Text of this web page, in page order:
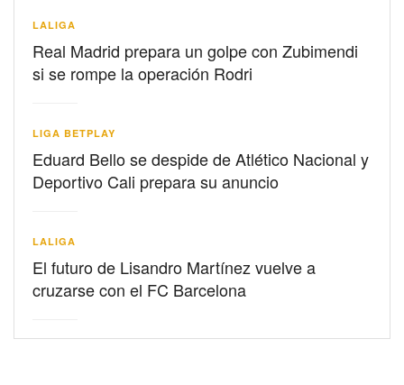
LALIGA
Real Madrid prepara un golpe con Zubimendi
si se rompe la operación Rodri
LIGA BETPLAY
Eduard Bello se despide de Atlético Nacional y
Deportivo Cali prepara su anuncio
LALIGA
El futuro de Lisandro Martínez vuelve a
cruzarse con el FC Barcelona